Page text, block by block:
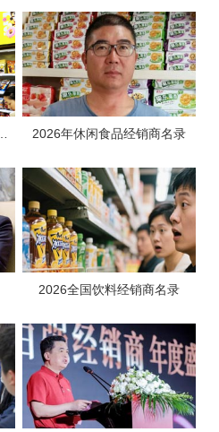
2026年休闲食品经销商名录
2026全国饮料经销商名录